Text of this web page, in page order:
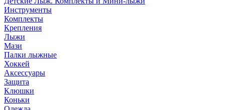
Инструменты
Комплекты
Крепления
Лыжи
Мази
Палки лыжные
Хоккей
Аксессуары
Защита
Клюшки
Коньки